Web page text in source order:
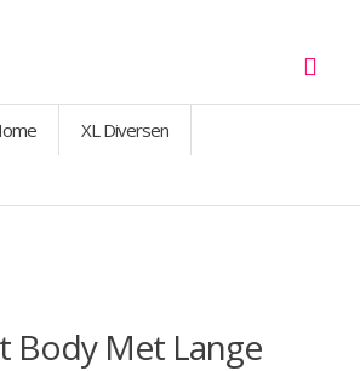
XL Diversen
Body Met Lange